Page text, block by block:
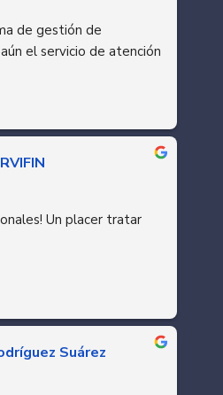
de gestión de
el servicio de atención
Un placer tratar
Suárez